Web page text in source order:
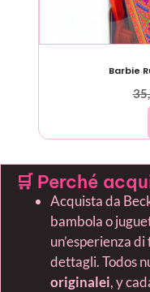
Barbie
🛒 Perché
Acquista da
bambola o
un’esperienza
dettagli. Todos
originalei, y